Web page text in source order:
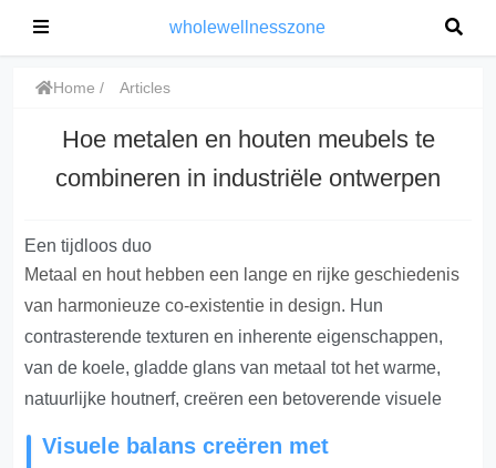
wholewellnesszone
Home Articles
Hoe metalen en houten meubels te
combineren in industriële ontwerpen
Een tijdloos duo
Metaal en hout hebben een lange en rijke geschiedenis
van harmonieuze co-existentie in design. Hun
contrasterende texturen en inherente eigenschappen,
van de koele, gladde glans van metaal tot het warme,
natuurlijke houtnerf, creëren een betoverende visuele
Visuele balans creëren met